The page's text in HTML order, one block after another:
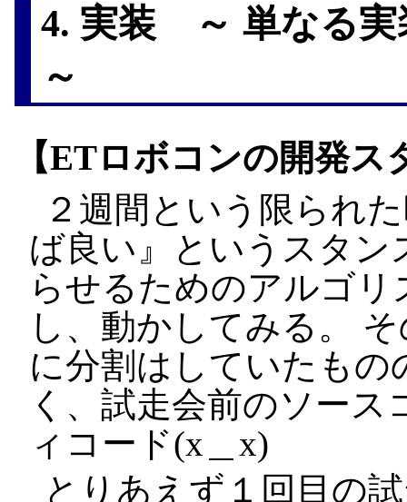
4. 実装 ～ 単なる実
～
【ETロボコンの開発
２週間という限られ
ば良い』というスタン
らせるためのアルゴ
し、動かしてみる。
に分割はしていたも
く、試走会前のソー
ィコード(x＿x)
とりあえず１回目の